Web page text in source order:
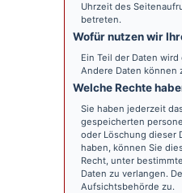
Uhrzeit des
betreten.
Wofür nutzen wir
Ein Teil der Daten
Andere Daten können
Welche Rechte
Sie haben jederzeit
gespeicherten
oder Löschung dieser
haben, können Sie
Recht, unter
Daten zu verlangen.
Aufsichtsbehörde zu.